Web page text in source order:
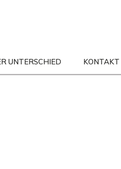
UNTERSCHIED KONTAKT